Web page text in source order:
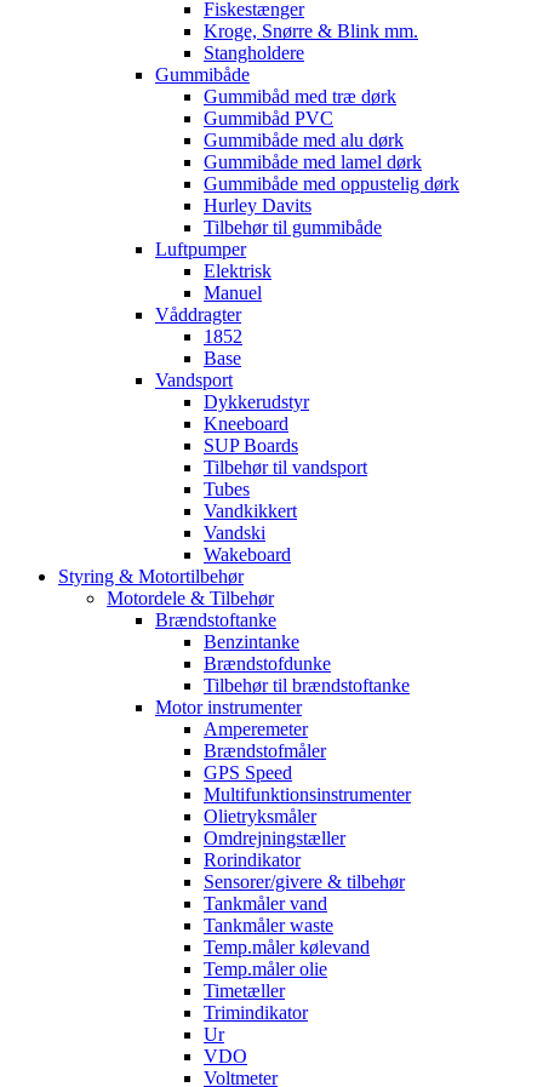
Fiskestænger
Kroge, Snørre & Blink mm.
Stangholdere
Gummibåde
Gummibåd med træ dørk
Gummibåd PVC
Gummibåde med alu dørk
Gummibåde med lamel dørk
Gummibåde med oppustelig dørk
Hurley Davits
Tilbehør til gummibåde
Luftpumper
Elektrisk
Manuel
Våddragter
1852
Base
Vandsport
Dykkerudstyr
Kneeboard
SUP Boards
Tilbehør til vandsport
Tubes
Vandkikkert
Vandski
Wakeboard
Styring & Motortilbehør
Motordele & Tilbehør
Brændstoftanke
Benzintanke
Brændstofdunke
Tilbehør til brændstoftanke
Motor instrumenter
Amperemeter
Brændstofmåler
GPS Speed
Multifunktionsinstrumenter
Olietryksmåler
Omdrejningstæller
Rorindikator
Sensorer/givere & tilbehør
Tankmåler vand
Tankmåler waste
Temp.måler kølevand
Temp.måler olie
Timetæller
Trimindikator
Ur
VDO
Voltmeter